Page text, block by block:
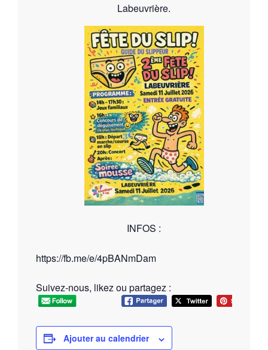
Labeuvrière.
INFOS :
https://fb.me/e/4pBANmDam
Suivez-nous, likez ou partagez :
Ajouter au calendrier